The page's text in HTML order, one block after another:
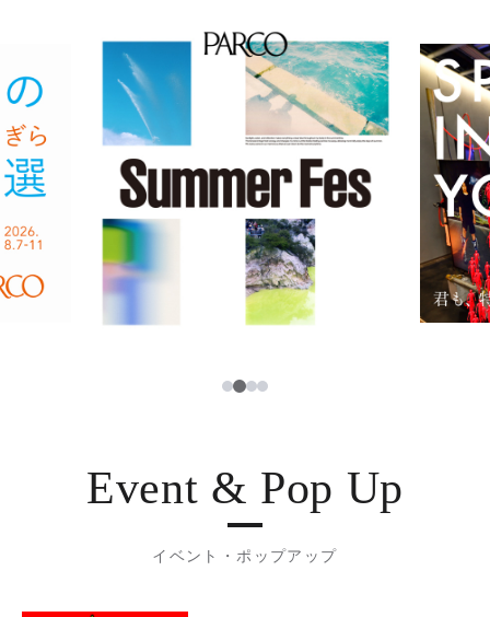
レストラン・カフェ
TAX FREE
PARCOメンバーズ
日本語
123
Event & Pop Up
イベント・ポップアップ